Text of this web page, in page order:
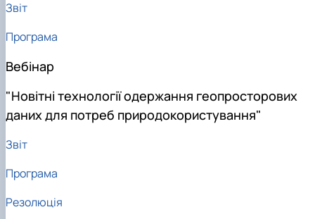
Звіт
Програма
Вебінар
"Новітні технології одержання геопросторових
даних для потреб природокористування"
Звіт
Програма
Резолюція